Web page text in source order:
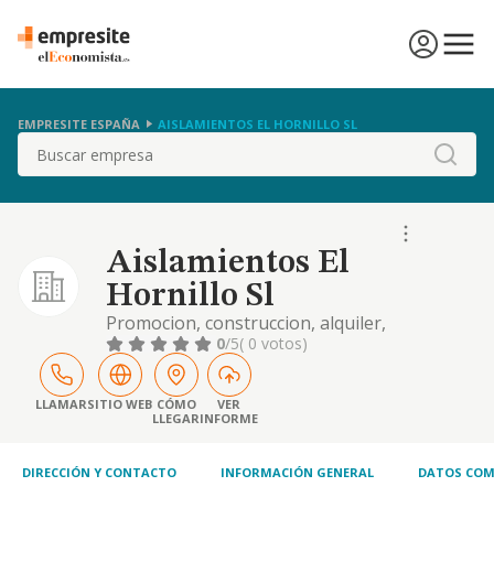
EMPRESITE ESPAÑA AISLAMIENTOS EL HORNILLO SL
Buscar
Aislamientos El
Hornillo Sl
Promocion, construccion, alquiler,
compraventa de todo tipo de inmuebles y
terrenos de naturaleza rustica y urbana, asi
como la compra, venta y distribucion de
materiales de aislamiento termico y acustico
y/o impermeabil
0/5( 0 votos)
LLAMARSITIO WEB CÓMO
LLEGAR
VER
INFORME
DIRECCIÓN Y CONTACTO INFORMACIÓN GENERAL DATOS